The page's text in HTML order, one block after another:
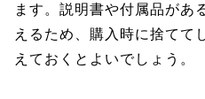
ます。説明書や付属品があ
えるため、購入時に捨てて
えておくとよいでしょう。